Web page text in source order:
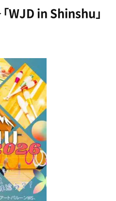
WJD in Shinshu」